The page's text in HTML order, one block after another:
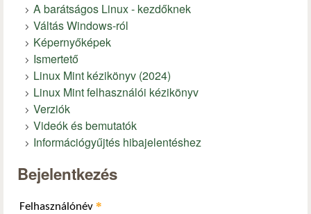
A barátságos Linux - kezdőknek
Váltás Windows-ról
Képernyőképek
Ismertető
Linux Mint kézikönyv (2024)
Linux Mint felhasználói kézikönyv
Verziók
Videók és bemutatók
Információgyűjtés hibajelentéshez
Bejelentkezés
Felhasználónév *